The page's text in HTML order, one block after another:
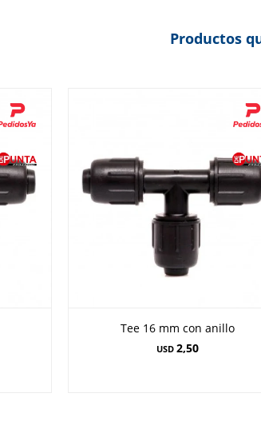
Productos
Tee 16 mm con anillo
USD 2,50